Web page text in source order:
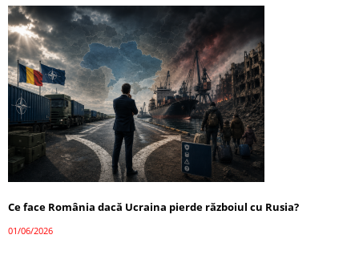
Ce face România dacă Ucraina pierde războiul cu Rusia?
01/06/2026